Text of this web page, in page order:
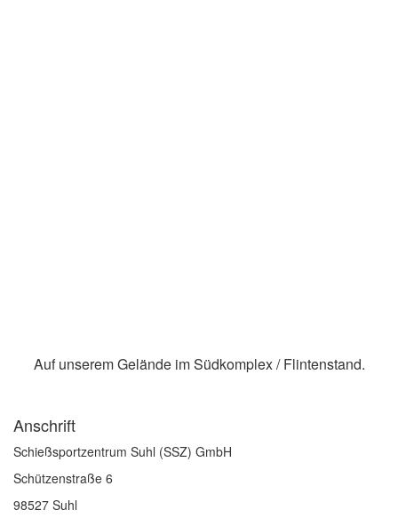
Auf unserem Gelände im Südkomplex / Flintenstand.
Anschrift
Schießsportzentrum Suhl (SSZ) GmbH
Schützenstraße 6
98527 Suhl